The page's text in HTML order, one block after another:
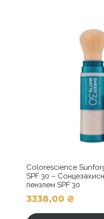
Colorescience
SPF 30 –
пензлем SPF 30
3338,00 ₴